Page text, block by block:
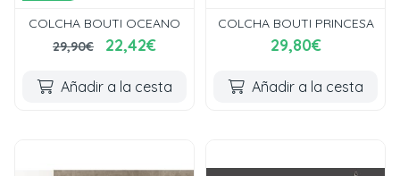
COLCHA BOUTI OCEANO
29,90€
22,42€
Añadir a la cesta
COLCHA BOUTI PRINCESA
29,80€
Añadir a la cesta